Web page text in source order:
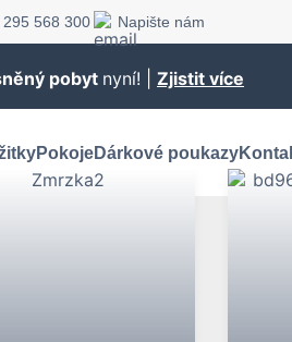
295 568 300 Napište nám
pobyt nyní! | Zjistit více
PokojeDárkové poukazy